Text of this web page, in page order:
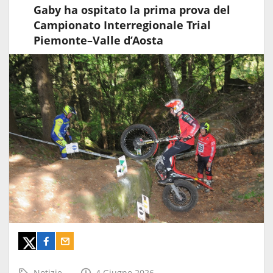
Gaby ha ospitato la prima prova del
Campionato Interregionale Trial
Piemonte–Valle d’Aosta